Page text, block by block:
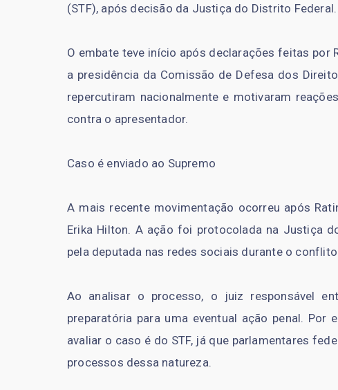
(STF), após decisão da Justiça do Distrito Federal.
O embate teve início após declarações feitas por
a presidência da Comissão de Defesa dos
repercutiram nacionalmente e motivaram
contra o apresentador.
Caso é enviado ao Supremo
A mais recente movimentação ocorreu após
Erika Hilton. A ação foi protocolada na Justiça
pela deputada nas redes sociais durante o
Ao analisar o processo, o juiz responsável
preparatória para uma eventual ação penal.
avaliar o caso é do STF, já que parlamentares
processos dessa natureza.